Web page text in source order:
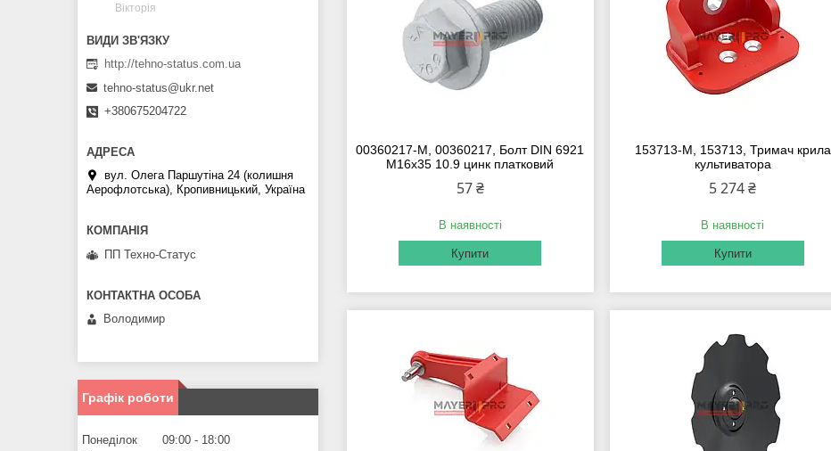
00360217-М, 00360217, Болт DIN 6921
M16x35 10.9 цинк платковий
57 ₴
В наявності
Купити
153713-M, 153713, Тримач крила
культиватора
5 274 ₴
В наявності
Купити
Вікторія
http://tehno-status.com.ua
tehno-status@ukr.net
+380675204722
вул. Олега Паршутіна 24 (колишня
Аерофлотська), Кропивницький, Україна
ПП Техно-Статус
Володимир
Графік роботи
Понеділок 09:00
18:00